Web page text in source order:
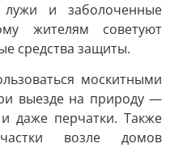
и заболоченные
жителям советуют
средства защиты.
москитными
выезде на природу —
даже перчатки. Также
возле домов